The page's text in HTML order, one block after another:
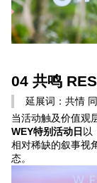
04 共鸣
延展词：共情
当活动触及价值观
WEY特别活动日 以
相对稀缺的叙事视
态。